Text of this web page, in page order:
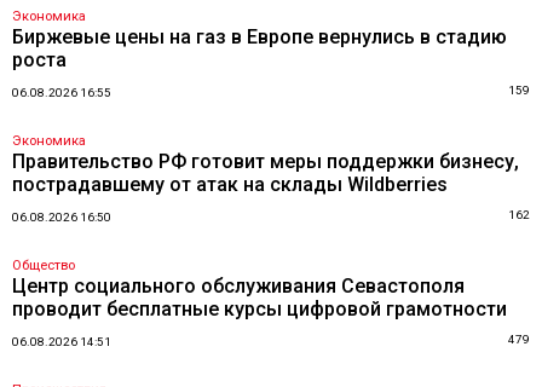
Экономика
Биржевые цены на газ в Европе вернулись в стадию
роста
06.08.2026 16:55 159
Экономика
Правительство РФ готовит меры поддержки бизнесу,
пострадавшему от атак на склады Wildberries
06.08.2026 16:50 162
Общество
Центр социального обслуживания Севастополя
проводит бесплатные курсы цифровой грамотности
06.08.2026 14:51 479